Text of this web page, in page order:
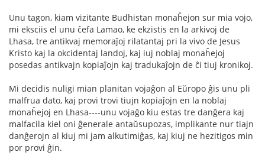
Unu tagon, kiam vizitante Budhistan monaĥejon sur mia vojo,
mi eksciis el unu ĉefa Lamao, ke ekzistis en la arkivoj de
Lhasa, tre antikvaj memoraĵoj rilatantaj pri la vivo de Jesus
Kristo kaj la okcidentaj landoj, kaj iuj noblaj monaĥejoj
posedas antikvajn kopiaĵojn kaj tradukaĵojn de ĉi tiuj kronikoj.
Mi decidis nuligi mian planitan vojaĝon al Eŭropo ĝis unu pli
malfrua dato, kaj provi trovi tiujn kopiaĵojn en la noblaj
monaĥejoj en Lhasa----unu vojaĝo kiu estas tre danĝera kaj
malfacila kiel oni ĝenerale antaŭsupozas, implikante nur tiajn
danĝerojn al kiuj mi jam alkutimiĝas, kaj kiuj ne hezitigos min
por provi ĝin.